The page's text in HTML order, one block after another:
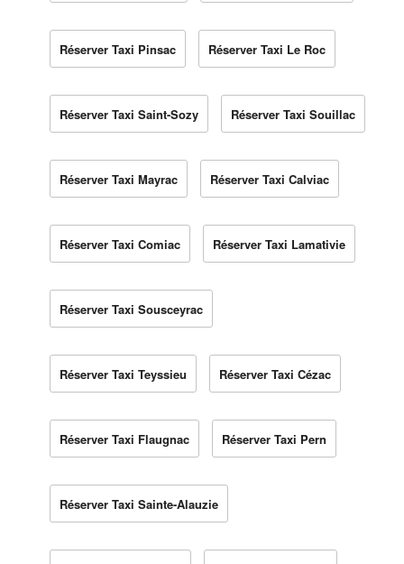
Réserver Taxi Pinsac Réserver Taxi Le Roc
Réserver Taxi Saint-Sozy Réserver Taxi Souillac
Réserver Taxi Mayrac Réserver Taxi Calviac
Réserver Taxi Comiac Réserver Taxi Lamativie
Réserver Taxi Sousceyrac
Réserver Taxi Teyssieu Réserver Taxi Cézac
Réserver Taxi Flaugnac Réserver Taxi Pern
Réserver Taxi Sainte-Alauzie